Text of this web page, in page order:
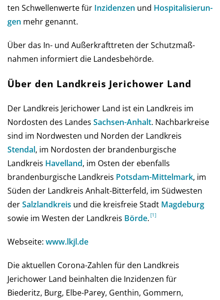
ten Schwel­len­werte für Inzi­den­zen und Hos­pi­ta­li­sie­run­
gen mehr genannt.
Über das In- und Außer­kraft­treten der Schutz­maß­
nahmen infor­miert die Landes­behörde.
Über den Landkreis Jerichower Land
Der Landkreis Jerichower Land ist ein Landkreis im
Nordosten des Landes Sach­sen-An­halt. Nachbarkreise
sind im Nordwesten und Norden der Landkreis
Stendal, im Nordosten der brandenburgische
Landkreis Havelland, im Osten der ebenfalls
brandenburgische Landkreis Potsdam-Mittelmark, im
Süden der Landkreis Anhalt-Bitterfeld, im Südwesten
derSalzlandkreis und die kreisfreie Stadt Magdeburg
sowie im Westen der Landkreis Börde.
Webseite: www.lkjl.de
Die aktuellen Corona-Zahlen für den Landkreis
Jerichower Land beinhalten die Inzidenzen für
Biederitz, Burg, Elbe-Parey, Genthin, Gommern,